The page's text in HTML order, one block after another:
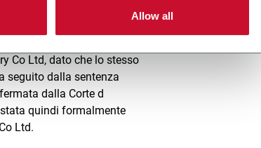
Allow all
in Germania del
Co Ltd, dato che lo stesso
seguito dalla sentenza
dalla Corte d
quindi formalmente
Ltd.